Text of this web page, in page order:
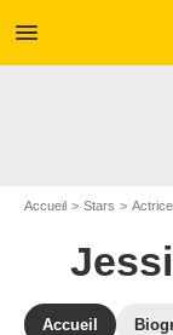
menu
Accueil Stars
Accueil